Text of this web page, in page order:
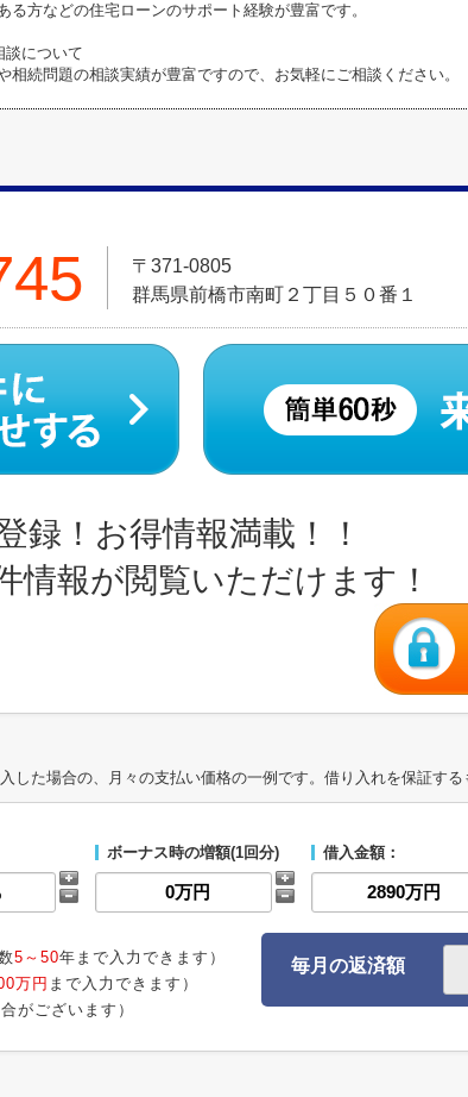
る方などの住宅ローンのサポート経験が豊富です。
談について
相続問題の相談実績が豊富ですので、お気軽にご相談ください。
〒371-0805
群馬県前橋市南町２丁目５０番１
録！お得情報満載！！
情報が閲覧いただけます！
した場合の、月々の支払い価格の一例です。借り入れを保証す
ボーナス時の増額(1回分) 借入金額：
5～50年まで入力できます）
万円 まで入力できます）
がございます）
毎月の返済額